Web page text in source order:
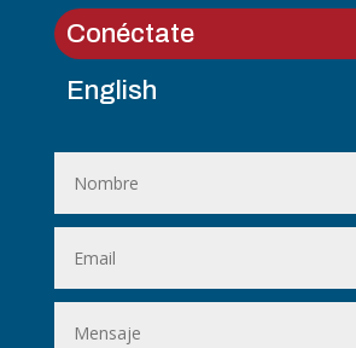
Conéctate
English